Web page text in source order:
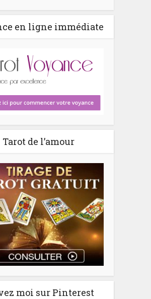
en ligne immédiate
Tarot de l’amour
moi sur Pinterest